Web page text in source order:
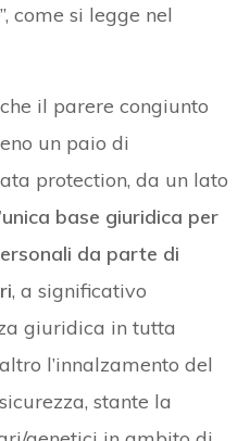
come si legge nel
il parere congiunto
un paio di
protection, da un lato
base giuridica per
da parte di
, a significativo
giuridica in tutta
l’innalzamento del
stante la